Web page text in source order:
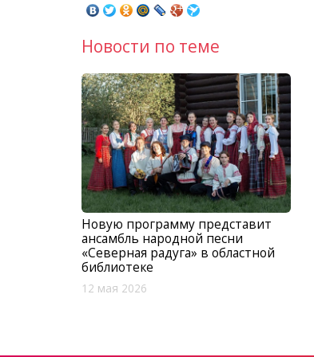
Новости по теме
Новую программу представит
ансамбль народной песни
«Северная радуга» в областной
библиотеке
12 мая 2026